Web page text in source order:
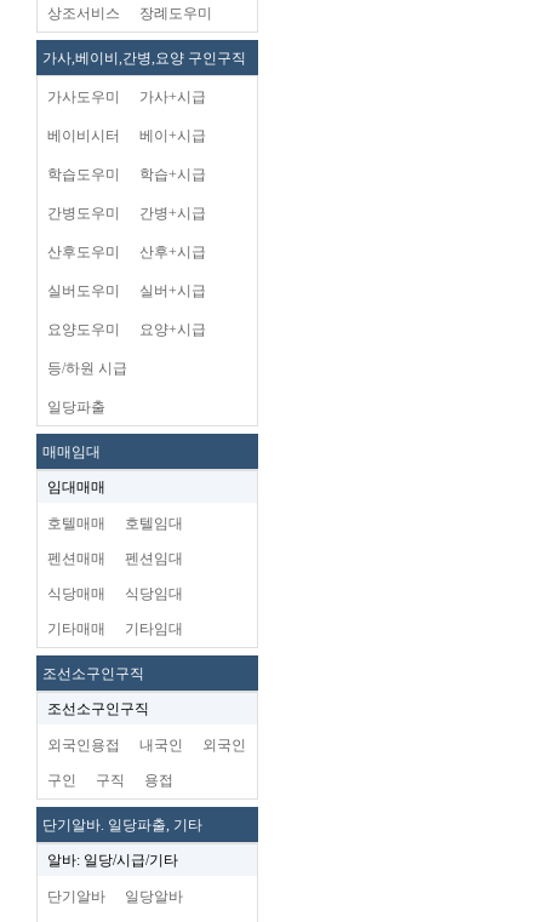
상조서비스 장례도우미
가사,베이비,간병,요양 구인구직
가사도우미 가사+시급
베이비시터 베이+시급
학습도우미 학습+시급
간병도우미 간병+시급
산후도우미 산후+시급
실버도우미 실버+시급
요양도우미 요양+시급
등/하원 시급
일당파출
매매임대
임대매매
호텔매매 호텔임대
펜션매매 펜션임대
식당매매 식당임대
기타매매 기타임대
조선소구인구직
조선소구인구직
외국인용접 내국인 외국인
구인 구직 용접
단기알바. 일당파출, 기타
알바: 일당/시급/기타
단기알바 일당알바